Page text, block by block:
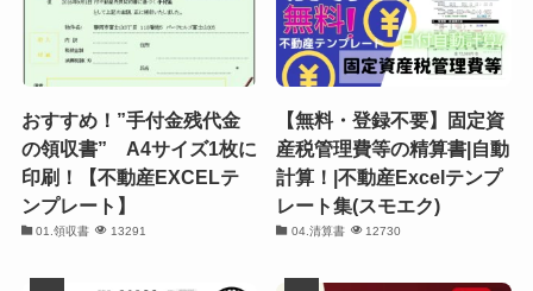
おすすめ！”手付金残代金
の領収書” A4サイズ1枚に
印刷！【不動産EXCELテ
ンプレート】
01.領収書 13291
【無料・登録不要】固定資
産税管理費等の精算書|自動
計算！|不動産Excelテンプ
レート集(スモエク)
04.清算書 12730